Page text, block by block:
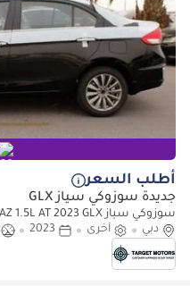
أطلب السعر
جديدة سوزوكي سياز GLX
سوزوكي سياز GLX SUZUKI CIAZ 1.5L AT 2023 GLX (للتصدير فقط)
دبي
أخرى 2023